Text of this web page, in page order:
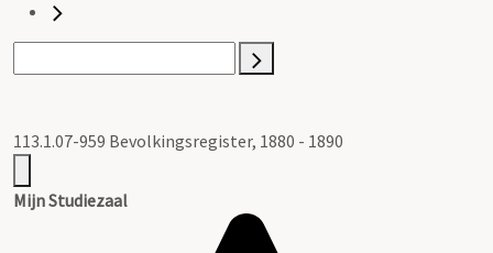
113.1.07-959 Bevolkingsregister, 1880 - 1890
Mijn Studiezaal